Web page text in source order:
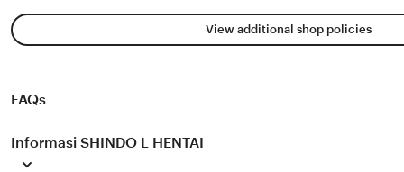
View additional shop policies
FAQs
Informasi SHINDO L HENTAI